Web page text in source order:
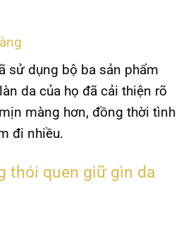
sử dụng bộ ba sản phẩm
da của họ đã cải thiện rõ
màng hơn, đồng thời tình
đi nhiều.
thói quen giữ gìn da